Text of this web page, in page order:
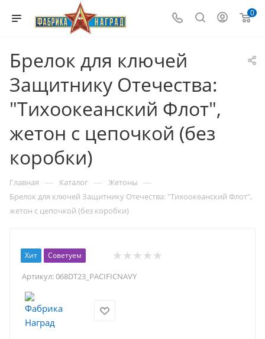
0
Брелок для ключей
Защитнику Отечества:
"Тихоокеанский Флот",
жетон с цепочкой (без
коробки)
Главная — Каталог — Жетоны —
Брелок для ключей Защитнику Отечества: "Тихоокеанский Флот",
жетон с цепочкой (без коробки)
Хит Советуем
Артикул:068DT23_PACIFICNAVY